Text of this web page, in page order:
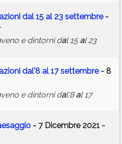
azioni dal 15 al 23 settembre-
veno e dintorni dal 15 al 23
zioni dal'8 al 17 settembre- 8
veno e dintorni dal'8al 17
esaggio - 7 Dicembre 2021 -